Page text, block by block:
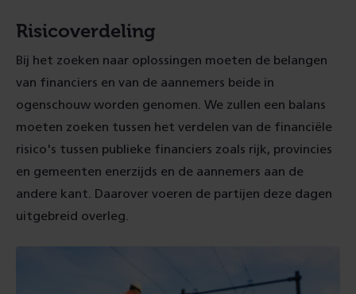
Risicoverdeling
Bij het zoeken naar oplossingen moeten de belangen
van financiers en van de aannemers beide in
ogenschouw worden genomen. We zullen een balans
moeten zoeken tussen het verdelen van de financiële
risico's tussen publieke financiers zoals rijk, provincies
en gemeenten enerzijds en de aannemers aan de
andere kant. Daarover voeren de partijen deze dagen
uitgebreid overleg.